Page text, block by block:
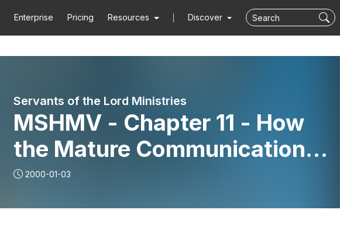
Enterprise Pricing Resources Discover
Servants of the Lord Ministries
MSHMV - Chapter 11 - How
the Mature Communication
System Works
2000-01-03